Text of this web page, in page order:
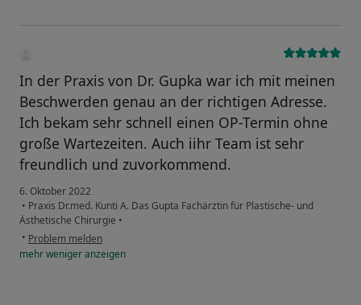
In der Praxis von Dr. Gupka war ich mit meinen
Beschwerden genau an der richtigen Adresse.
Ich bekam sehr schnell einen OP-Termin ohne
große Wartezeiten. Auch iihr Team ist sehr
freundlich und zuvorkommend.
6. Oktober 2022
• Praxis Dr.med. Kunti A. Das Gupta Fachärztin für Plastische- und
Ästhetische Chirurgie •
• Problem melden
mehrwenigeranzeigen